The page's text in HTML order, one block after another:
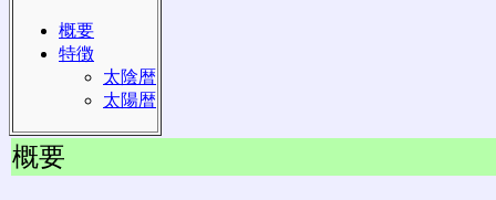
概要
特徴
太陰暦
太陽暦
概要